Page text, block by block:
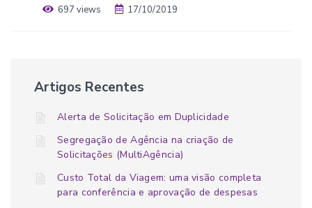
697 views 17/10/2019
Artigos Recentes
Alerta de Solicitação em Duplicidade
Segregação de Agência na criação de
Solicitações (MultiAgência)
Custo Total da Viagem: uma visão completa
para conferência e aprovação de despesas